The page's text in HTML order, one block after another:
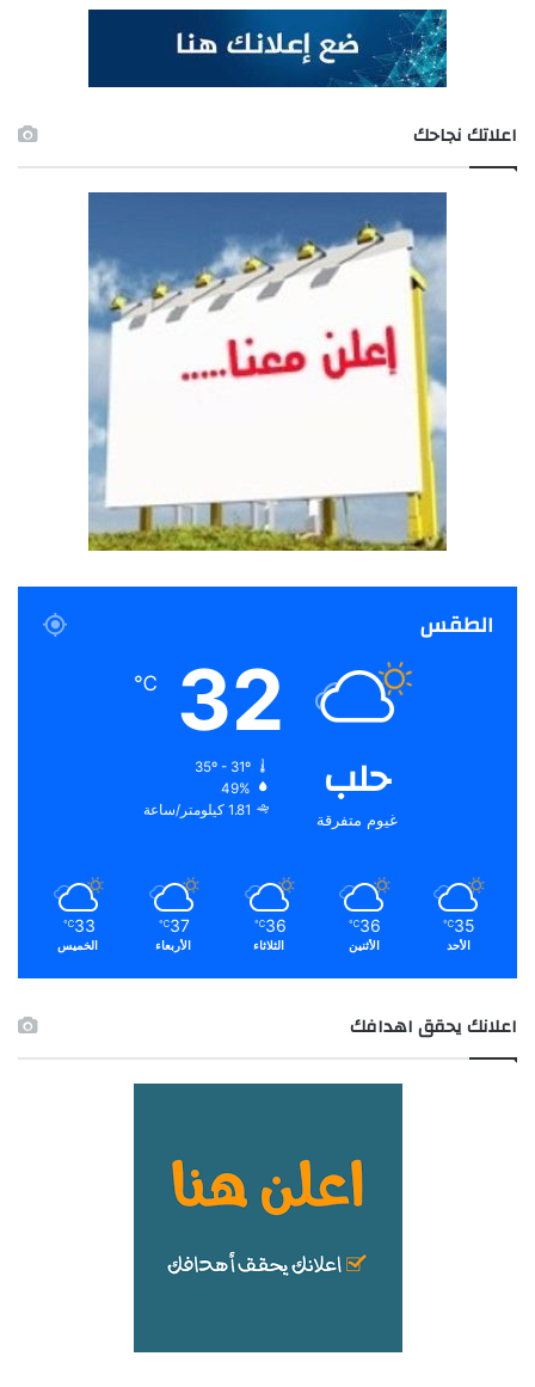
اعلاتك نجاحك
الطقس
حلب
غيوم متفرقة
32
℃
35º - 31º
49%
1.81 كيلومتر/ساعة
35
℃
الأحد
36
℃
الأثنين
36
℃
الثلاثاء
37
℃
الأربعاء
33
℃
الخميس
اعلانك يحقق اهدافك